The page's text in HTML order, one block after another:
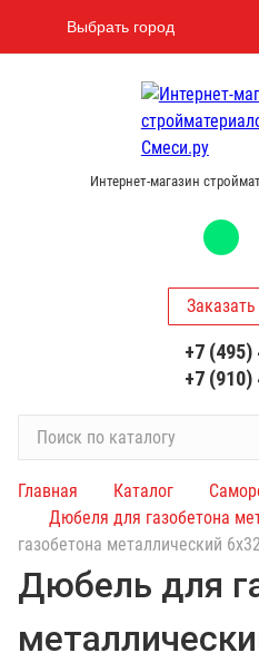
Выбрать город
Интернет-магазин
и
о
а
+7 (495)
+7 (910)
Главная Каталог
Дюбеля для газобетона
газобетона металлический
Дюбель для